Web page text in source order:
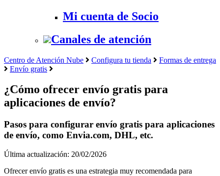
Mi cuenta de Socio
Canales de atención
Centro de Atención Nube Configura tu tienda
Formas de entrega
Envío gratis
¿Cómo ofrecer envío gratis para
aplicaciones de envío?
Pasos para configurar envío gratis para aplicaciones
de envío, como Envia.com, DHL, etc.
Última actualización: 20/02/2026
Ofrecer envío gratis es una estrategia muy recomendada para